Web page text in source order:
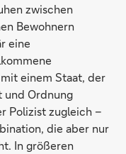
zwischen
Bewohnern
eine
einem Staat, der
und Ordnung
Polizist zugleich –
die aber nur
In größeren